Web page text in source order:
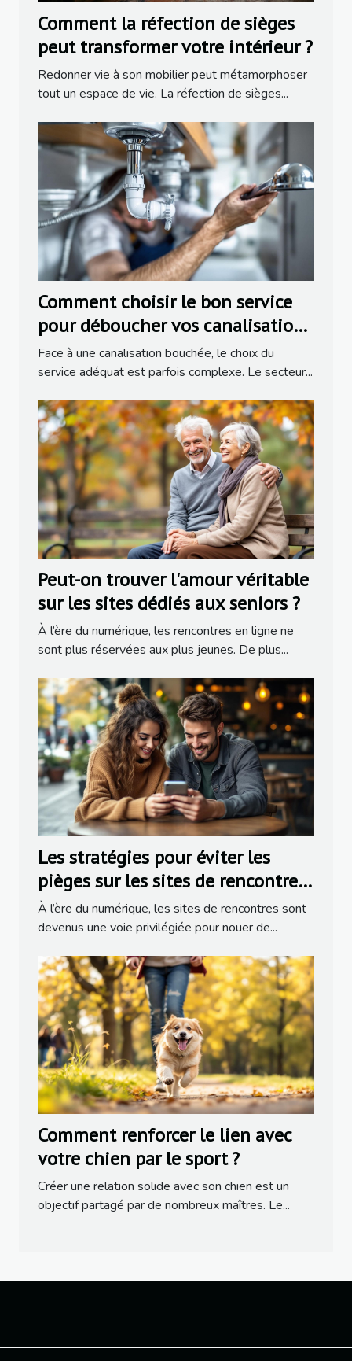
Comment la réfection de sièges
peut transformer votre intérieur ?
Redonner vie à son mobilier peut métamorphoser
tout un espace de vie. La réfection de sièges...
Comment choisir le bon service
pour déboucher vos canalisations
?
Face à une canalisation bouchée, le choix du
service adéquat est parfois complexe. Le secteur...
Peut-on trouver l'amour véritable
sur les sites dédiés aux seniors ?
À l’ère du numérique, les rencontres en ligne ne
sont plus réservées aux plus jeunes. De plus...
Les stratégies pour éviter les
pièges sur les sites de rencontres
populaires
À l’ère du numérique, les sites de rencontres sont
devenus une voie privilégiée pour nouer de...
Comment renforcer le lien avec
votre chien par le sport ?
Créer une relation solide avec son chien est un
objectif partagé par de nombreux maîtres. Le...